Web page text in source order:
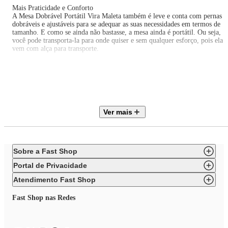
Mais Praticidade e Conforto
A Mesa Dobrável Portátil Vira Maleta também é leve e conta com pernas
dobráveis e ajustáveis para se adequar as suas necessidades em termos de
tamanho. E como se ainda não bastasse, a mesa ainda é portátil. Ou seja,
você pode transporta-la para onde quiser e sem qualquer esforço, pois ela
vem com alça para transporte.
-Altura Total: 70cm
-Largura: 60cm
-Comprimento: 120cm
-Produzidas em Alumínio
-Tampos de Mdf
-Peso Suportado: 30Kgs
-Garantia: 3 meses
Ver mais
Sobre a Fast Shop
Portal de Privacidade
Atendimento Fast Shop
Fast Shop nas Redes